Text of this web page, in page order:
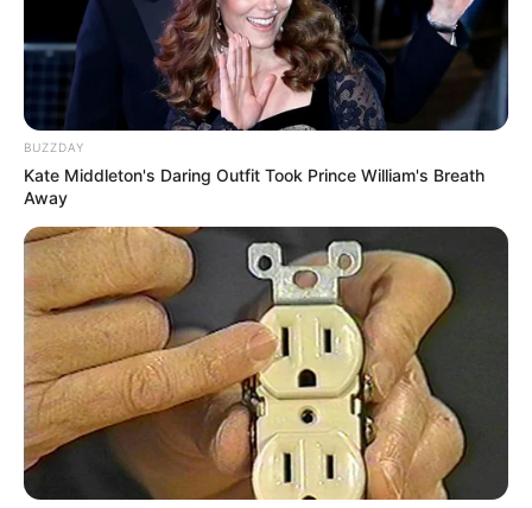
BUZZDAY
Kate Middleton's Daring Outfit Took Prince William's Breath
Away